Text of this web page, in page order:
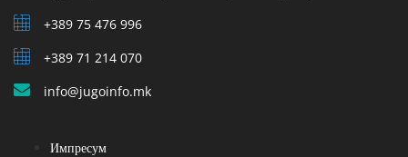
+389 75 476 996
+389 71 214 070
info@jugoinfo.mk
Импресум